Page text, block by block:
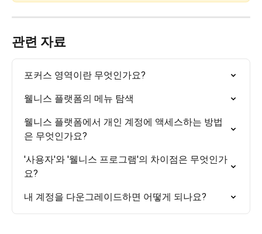
관련 자료
포커스 영역이란 무엇인가요?
웰니스 플랫폼의 메뉴 탐색
웰니스 플랫폼에서 개인 계정에 액세스하는 방법
은 무엇인가요?
'사용자'와 '웰니스 프로그램'의 차이점은 무엇인가
요?
내 계정을 다운그레이드하면 어떻게 되나요?